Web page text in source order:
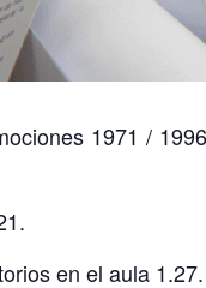
1971 /
en el aula 1.27.